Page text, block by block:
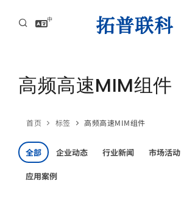
中
AI服务器高速互连解方案
联系
高频高速MIM组件
首页 标签 高频高速MIM组件
全部 企业动态 行业新闻 市场活动
应用案例